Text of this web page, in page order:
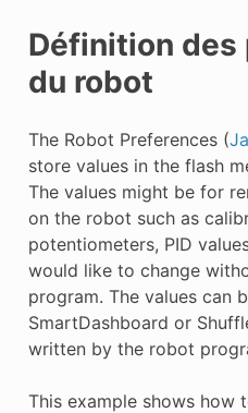
Définition des
du robot
The Robot Preferences (
store values in the flash
The values might be for
on the robot such as
potentiometers, PID
would like to change
program. The values can
SmartDashboard or
written by the robot
This example shows how